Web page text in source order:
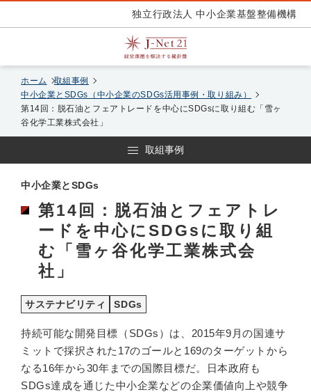
独立行政法人 中小企業基盤整備機構
ホーム
取組事例
中小企業とSDGs（中小企業のSDGs活用事例・取り組み）
第14回：脱石油とフェアトレードを中心にSDGsに取り組む「雪ヶ
谷化学工業株式会社」
取組事例
中小企業とSDGs
第14回：脱石油とフェアトレ
ードを中心にSDGsに取り組
む「雪ヶ谷化学工業株式会
社」
サステナビリティ SDGs
持続可能な開発目標（SDGs）は、2015年9月の国連サ
ミットで採択された17のゴールと169のターゲットから
なる16年から30年までの国際目標だ。日本政府も
SDGs達成を通じた中小企業などの企業価値向上や競争